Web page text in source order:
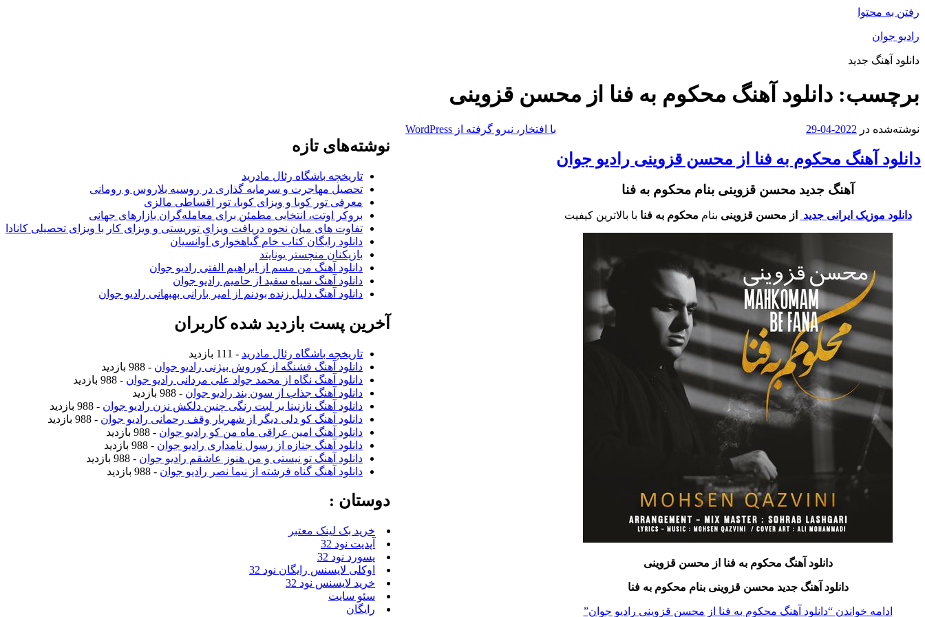
رفتن به محتوا
رادیو جوان
دانلود آهنگ جدید
برچسب: دانلود آهنگ محکوم به فنا از محسن قزوینی
نوشته‌شده در 2022-04-29
دانلود آهنگ محکوم به فنا از محسن قزوینی رادیو جوان
آهنگ جدید محسن قزوینی بنام محکوم به فنا
دانلود موزیک ایرانی جدید از محسن قزوینی بنام محکوم به فنا با بالاترین کیفیت
دانلود آهنگ محکوم به فنا از محسن قزوینی
دانلود آهنگ جدید محسن قزوینی بنام محکوم به فنا
ادامه خواندن “دانلود آهنگ محکوم به فنا از محسن قزوینی رادیو جوان”
نوشته‌های تازه
تاریخچه باشگاه رئال مادرید
تحصیل مهاجرت و سرمایه گذاری در روسیه بلاروس و رومانی
معرفی تور کوبا و ویزای کوبا، تور اقساطی مالزی
بروکر اوتت، انتخابی مطمئن برای معامله‌گران بازارهای جهانی
تفاوت های میان نحوه دریافت ویزای توریستی و ویزای کار با ویزای تحصیلی کانادا
دانلود رایگان کتاب خام گیاهخواری آوانسیان
بازیکنان منچستر یونایتد
دانلود آهنگ من مسم از ابراهیم الفتی رادیو جوان
دانلود آهنگ سیاه سفید از حامیم رادیو جوان
دانلود آهنگ دلیل زنده بودنم از امیر بارانی بهبهانی رادیو جوان
آخرین پست بازدید شده کاربران
تاریخچه باشگاه رئال مادرید - 111 بازدید
دانلود آهنگ قشنگه از کوروش بیژنی رادیو جوان - 988 بازدید
دانلود آهنگ نگاه از محمد جواد علی مردانی رادیو جوان - 988 بازدید
دانلود آهنگ جذاب از سون بند رادیو جوان - 988 بازدید
دانلود آهنگ نازنینا بر لبت رنگی چنین دلکش نزن رادیو جوان - 988 بازدید
دانلود آهنگ کو دلی دیگر از شهریار وقف رحمانی رادیو جوان - 988 بازدید
دانلود آهنگ امین عراقی ماه من کو رادیو جوان - 988 بازدید
دانلود آهنگ جنازه از رسول نامداری رادیو جوان - 988 بازدید
دانلود آهنگ تو نیستی و من هنوز عاشقم رادیو جوان - 988 بازدید
دانلود آهنگ گناه فرشته از نیما نصر رادیو جوان - 988 بازدید
دوستان :
خرید بک لینک معتبر
آپدیت نود 32
پسورد نود 32
اوکلی لایسنس رایگان نود 32
خرید لایسنس نود 32
سئو سایت
رایگان
با افتخار، نیرو گرفته از WordPress